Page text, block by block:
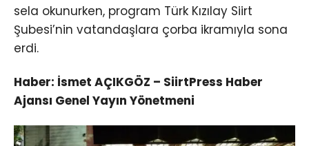
sela okunurken, program Türk Kızılay Siirt
Şubesi’nin vatandaşlara çorba ikramıyla sona
erdi.
Haber: İsmet AÇIKGÖZ – SiirtPress Haber
Ajansı Genel Yayın Yönetmeni